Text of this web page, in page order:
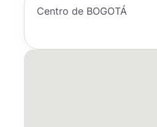
Centro de BOGOTÁ